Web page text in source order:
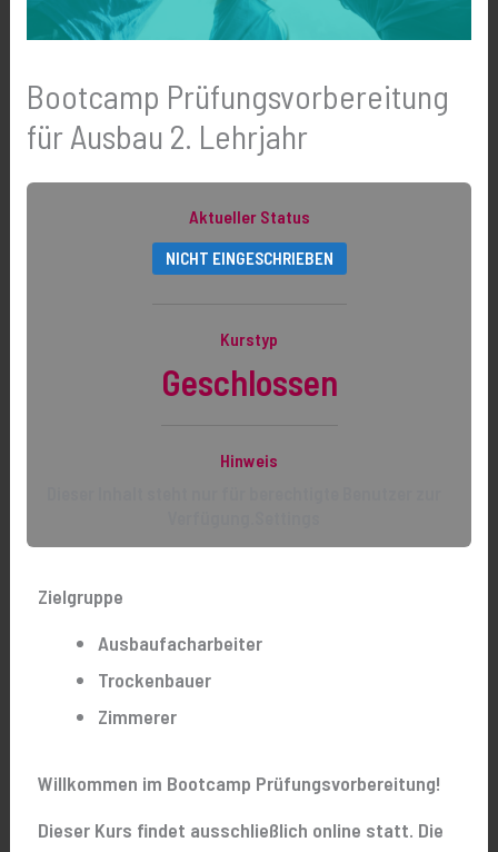
Bootcamp Prüfungsvorbereitung
für Ausbau 2. Lehrjahr
Aktueller Status
NICHT EINGESCHRIEBEN
Kurstyp
Geschlossen
Hinweis
Zielgruppe
Ausbaufacharbeiter
Trockenbauer
Zimmerer
Willkommen im Bootcamp Prüfungsvorbereitung!
Dieser Kurs findet ausschließlich online statt. Die